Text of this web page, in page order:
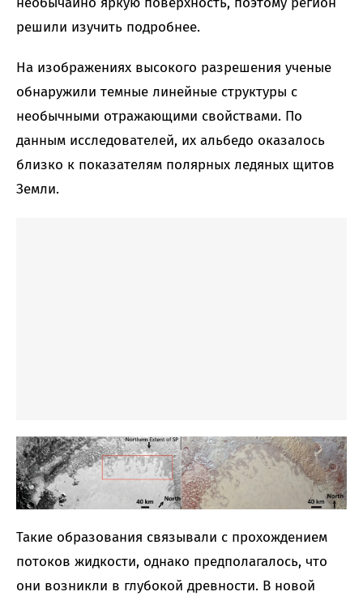
решили изучить подробнее.
На изображениях высокого разрешения ученые
обнаружили темные линейные структуры с
необычными отражающими свойствами. По
данным исследователей, их альбедо оказалось
близко к показателям полярных ледяных щитов
Земли.
Такие образования связывали с прохождением
потоков жидкости, однако предполагалось, что
они возникли в глубокой древности. В новой